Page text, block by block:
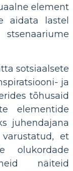
element
aidata lastel
sotsiaalsete
ja
tõhusaid
elementide
juhendajana
et
olukordade
näiteid